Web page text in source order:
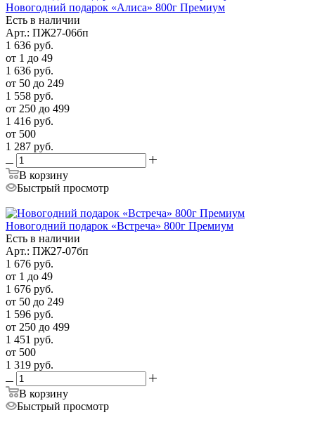
Новогодний подарок «Алиса» 800г Премиум
Есть в наличии
Арт.: ПЖ27-06бп
1 636 руб.
от 1 до 49
1 636 руб.
от 50 до 249
1 558 руб.
от 250 до 499
1 416 руб.
от 500
1 287 руб.
В корзину
Быстрый просмотр
Новогодний подарок «Встреча» 800г Премиум
Есть в наличии
Арт.: ПЖ27-07бп
1 676 руб.
от 1 до 49
1 676 руб.
от 50 до 249
1 596 руб.
от 250 до 499
1 451 руб.
от 500
1 319 руб.
В корзину
Быстрый просмотр